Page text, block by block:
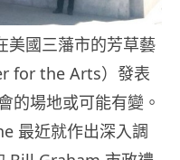
美國三藩市的芳草藝
for the Arts）發表
的場地或可能有變。
最近就作出深入調